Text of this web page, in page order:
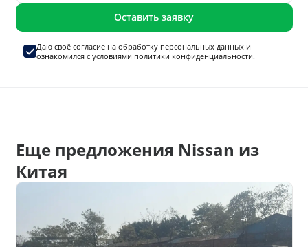
Оставить заявку
Даю своё согласие на обработку персональных данныхи
ознакомился с условиями политики конфиденциальности.
Еще предложения Nissan из
Китая